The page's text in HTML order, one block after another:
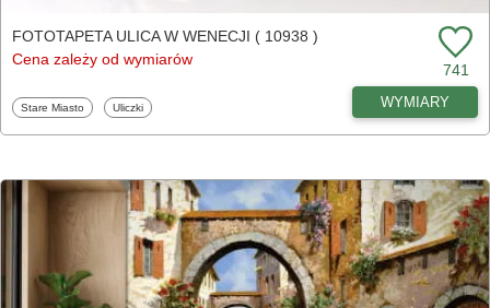
FOTOTAPETA ULICA W WENECJI ( 10938 )
Cena zależy od wymiarów
741
Fototapety
Stare Miasto Fototapety
Uliczki WYMIARY